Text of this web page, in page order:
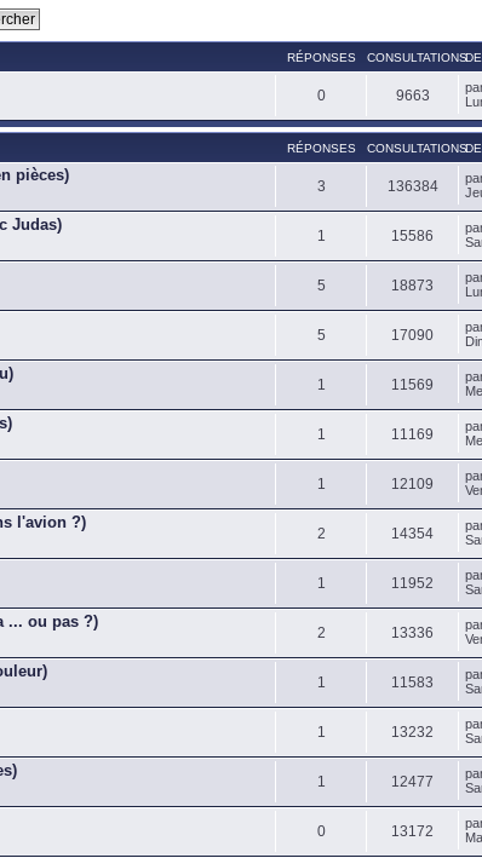
RÉPONSES CONSULTATIONS
0 9663
RÉPONSES CONSULTATIONS
pièces)
3 136384
Judas)
1 15586
5 18873
5 17090
1 11569
1 11169
1 12109
l'avion ?)
2 14354
1 11952
... ou pas ?)
2 13336
1 11583
1 13232
1 12477
0 13172